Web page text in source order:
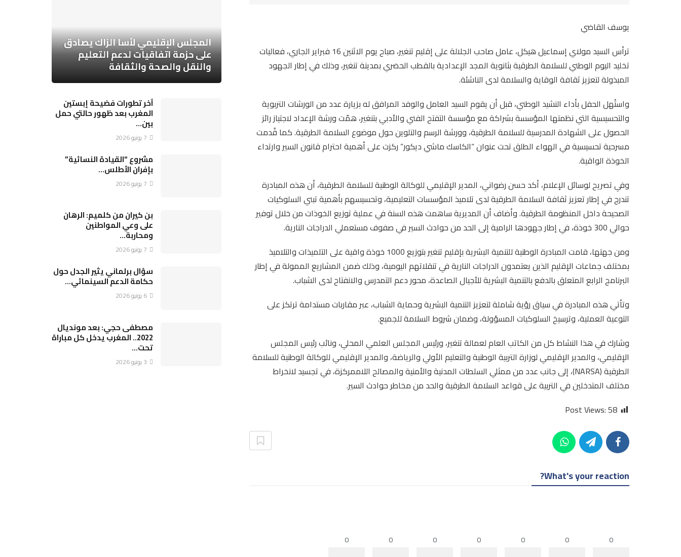
يوسف القاضي
ترأس السيد مولاي إسماعيل هيكل، عامل صاحب الجلالة على إقليم تنغير، صباح يوم الاثنين 16 فبراير الجاري، فعاليات
تخليد اليوم الوطني للسلامة الطرقية بثانوية المجد الإعدادية بالقطب الحضري بمدينة تنغير، وذلك في إطار الجهود
المبذولة لتعزيز ثقافة الوقاية والسلامة لدى الناشئة.
واستُهل الحفل بأداء النشيد الوطني، قبل أن يقوم السيد العامل والوفد المرافق له بزيارة عدد من الورشات التربوية
والتحسيسية التي نظمتها المؤسسة بشراكة مع مؤسسة التفتح الفني والأدبي بتنغير، همّت ورشة الإعداد لاجتياز رائز
الحصول على الشهادة المدرسية للسلامة الطرقية، وورشة الرسم والتلوين حول موضوع السلامة الطرقية. كما قُدمت
مسرحية تحسيسية في الهواء الطلق تحت عنوان “الكاسك ماشي ديكور” ركزت على أهمية احترام قانون السير وارتداء
الخوذة الواقية.
وفي تصريح لوسائل الإعلام، أكد حسن رضواني، المدير الإقليمي للوكالة الوطنية للسلامة الطرقية، أن هذه المبادرة
تندرج في إطار تعزيز ثقافة السلامة الطرقية لدى تلاميذ المؤسسات التعليمية، وتحسيسهم بأهمية تبني السلوكيات
الصحيحة داخل المنظومة الطرقية. وأضاف أن المديرية ساهمت هذه السنة في عملية توزيع الخوذات من خلال توفير
حوالي 300 خوذة، في إطار جهودها الرامية إلى الحد من حوادث السير في صفوف مستعملي الدراجات النارية.
ومن جهتها، قامت المبادرة الوطنية للتنمية البشرية بإقليم تنغير بتوزيع 1000 خوذة واقية على التلميذات والتلاميذ
بمختلف جماعات الإقليم الذين يعتمدون الدراجات النارية في تنقلاتهم اليومية، وذلك ضمن المشاريع الممولة في إطار
البرنامج الرابع المتعلق بالدفع بالتنمية البشرية للأجيال الصاعدة، محور دعم التمدرس والانفتاح لدى الشباب.
وتأتي هذه المبادرة في سياق رؤية شاملة لتعزيز التنمية البشرية وحماية الشباب، عبر مقاربات مستدامة ترتكز على
التوعية العملية، وترسيخ السلوكيات المسؤولة، وضمان شروط السلامة للجميع.
وشارك في هذا النشاط كل من الكاتب العام لعمالة تنغير، ورئيس المجلس العلمي المحلي، ونائب رئيس المجلس
الإقليمي، والمدير الإقليمي لوزارة التربية الوطنية والتعليم الأولي والرياضة، والمدير الإقليمي للوكالة الوطنية للسلامة
الطرقية (NARSA)، إلى جانب عدد من ممثلي السلطات المدنية والأمنية والمصالح اللاممركزة، في تجسيد لانخراط
مختلف المتدخلين في التربية على قواعد السلامة الطرقية والحد من مخاطر حوادث السير.
Post Views:58
What's your reaction?
0
0
0
0
0
0
0
المجلس الإقليمي لأسا الزاك يصادق
على حزمة اتفاقيات لدعم التعليم
والنقل والصحة والثقافة
آخر تطورات فضيحة إبستين
المغرب بعد ظهور حالتي حمل
بين…
7 يونيو 2026
مشروع “القيادة النسائية”
بإفران الأطلس…
7 يونيو 2026
بن كيران من كلميم: الرهان
على وعي المواطنين
ومحاربة…
7 يونيو 2026
سؤال برلماني يثير الجدل حول
حكامة الدعم السينمائي…
6 يونيو 2026
مصطفى حجي: بعد مونديال
2022.. المغرب يدخل كل مباراة
تحت…
3 يونيو 2026